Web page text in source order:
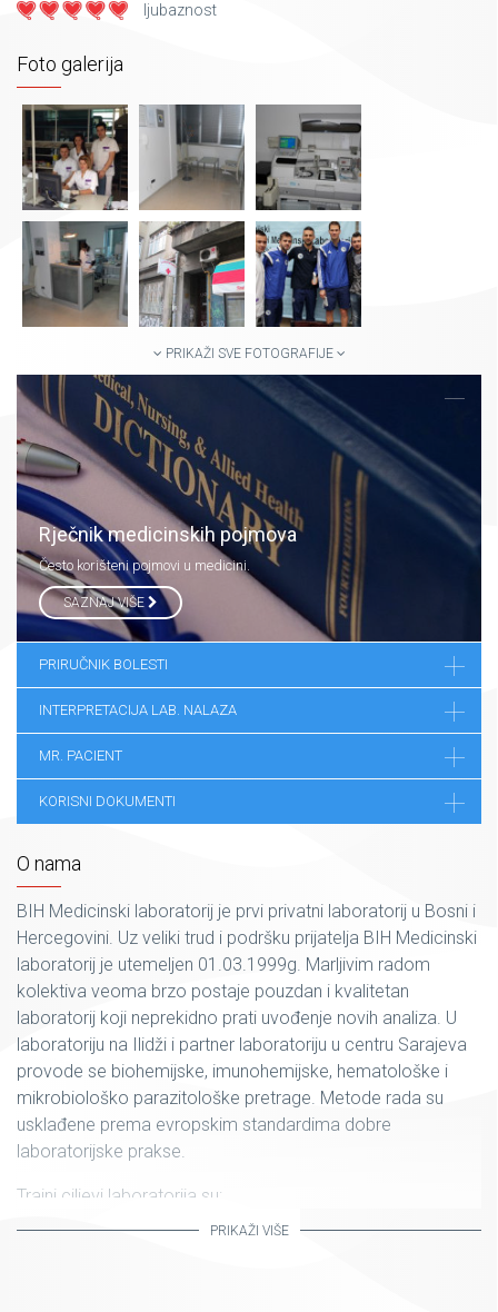
ljubaznost
Foto galerija
PRIKAŽI SVE FOTOGRAFIJE
Rječnik medicinskih pojmova
Često korišteni pojmovi u medicini.
SAZNAJ VIŠE
PRIRUČNIK BOLESTI
INTERPRETACIJA LAB. NALAZA
MR. PACIENT
KORISNI DOKUMENTI
O nama
BIH Medicinski laboratorij je prvi privatni laboratorij u Bosni i
Hercegovini. Uz veliki trud i podršku prijatelja BIH Medicinski
laboratorij je utemeljen 01.03.1999g. Marljivim radom
kolektiva veoma brzo postaje pouzdan i kvalitetan
laboratorij koji neprekidno prati uvođenje novih analiza. U
laboratoriju na Ilidži i partner laboratoriju u centru Sarajeva
provode se biohemijske, imunohemijske, hematološke i
mikrobiološko parazitološke pretrage. Metode rada su
usklađene prema evropskim standardima dobre
laboratorijske prakse.
Trajni ciljevi laboratorija su:
održavanje punog povjerenja u BIH Medicinski
PRIKAŽI VIŠE